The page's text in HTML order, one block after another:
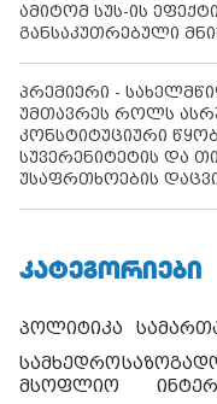
ამიტომ სუს-ის
განსაკუთრებული
პრემიერი -
უმთავრეს როლს
კონსტიტუციური
სუვერენიტეტის და
უსაფრთხოების
ᲙᲐᲢᲔᲒᲝᲠᲘᲔᲑᲘ
პოლიტიკა
სამხედრო
მსოფლიო